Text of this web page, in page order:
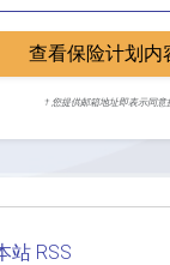
查看保险计划内
† 您提供邮箱地址即表示同意
站 RSS